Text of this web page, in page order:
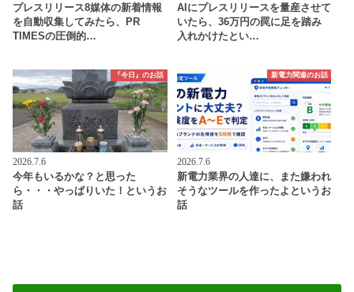
プレスリリース8媒体の新着情報
を自動収集してみたら、PR
TIMESの圧倒的…
AIにプレスリリースを量産させて
いたら、36万円の罠に足を踏み
入れかけたとい…
『今日』のお話
2026.7.6
今年もいるかな？と思った
ら・・・やっぱりいた！というお
話
新電力関連のお話
2026.7.6
新電力業界の人達に、また嫌われ
そうなツールを作ったよというお
話